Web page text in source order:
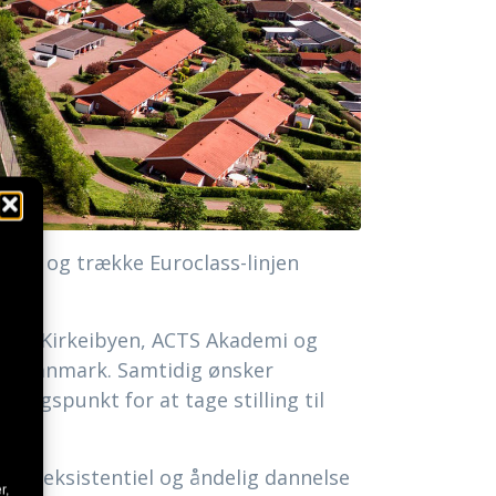
og trække Euroclass-linjen
(Kirkeibyen, ACTS Akademi og
Danmark. Samtidig ønsker
for at tage stilling til
af eksistentiel og åndelig dannelse